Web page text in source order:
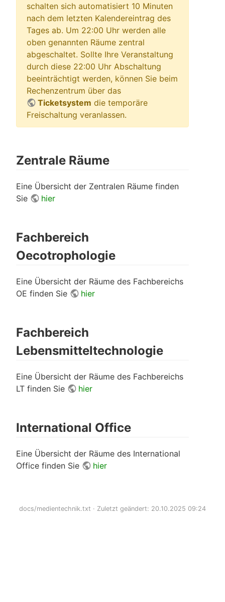
schalten sich automatisiert 10 Minuten
nach dem letzten Kalendereintrag des
Tages ab. Um 22:00 Uhr werden alle
oben genannten Räume zentral
abgeschaltet. Sollte Ihre Veranstaltung
durch diese 22:00 Uhr Abschaltung
beeinträchtigt werden, können Sie beim
Rechenzentrum über das
Ticketsystem die temporäre
Freischaltung veranlassen.
Zentrale Räume
Eine Übersicht der Zentralen Räume finden
Sie
hier
Fachbereich
Oecotrophologie
Eine Übersicht der Räume des Fachbereichs
OE finden Sie
hier
Fachbereich
Lebensmitteltechnologie
Eine Übersicht der Räume des Fachbereichs
LT finden Sie
hier
International Office
Eine Übersicht der Räume des International
Office finden Sie
hier
docs/medientechnik.txt · Zuletzt geändert: 20.10.2025 09:24